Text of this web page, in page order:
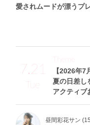
愛されムードが漂うプ
7.21
Tue
【2026年7
夏の日差し
アクティブ
Theme
昼間彩花サン